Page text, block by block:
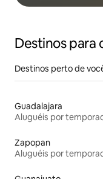
Destinos para
Destinos perto de
Guadalajara
Aluguéis por
Zapopan
Aluguéis por